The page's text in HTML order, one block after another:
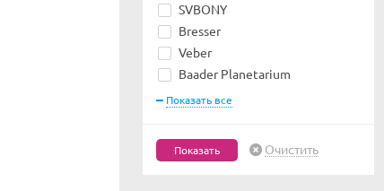
SVBONY
Bresser
Veber
Baader Planetarium
Показать все
Очистить